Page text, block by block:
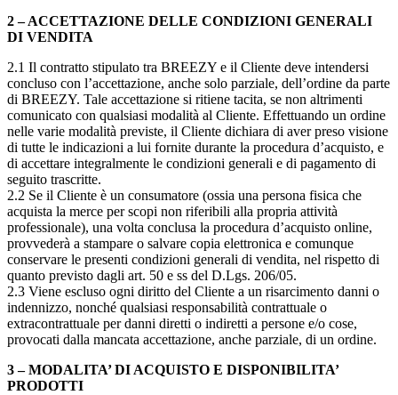
2 – ACCETTAZIONE DELLE CONDIZIONI GENERALI
DI VENDITA
2.1 Il contratto stipulato tra BREEZY e il Cliente deve intendersi
concluso con l’accettazione, anche solo parziale, dell’ordine da parte
di BREEZY. Tale accettazione si ritiene tacita, se non altrimenti
comunicato con qualsiasi modalità al Cliente. Effettuando un ordine
nelle varie modalità previste, il Cliente dichiara di aver preso visione
di tutte le indicazioni a lui fornite durante la procedura d’acquisto, e
di accettare integralmente le condizioni generali e di pagamento di
seguito trascritte.
2.2 Se il Cliente è un consumatore (ossia una persona fisica che
acquista la merce per scopi non riferibili alla propria attività
professionale), una volta conclusa la procedura d’acquisto online,
provvederà a stampare o salvare copia elettronica e comunque
conservare le presenti condizioni generali di vendita, nel rispetto di
quanto previsto dagli art. 50 e ss del D.Lgs. 206/05.
2.3 Viene escluso ogni diritto del Cliente a un risarcimento danni o
indennizzo, nonché qualsiasi responsabilità contrattuale o
extracontrattuale per danni diretti o indiretti a persone e/o cose,
provocati dalla mancata accettazione, anche parziale, di un ordine.
3 – MODALITA’ DI ACQUISTO E DISPONIBILITA’
PRODOTTI